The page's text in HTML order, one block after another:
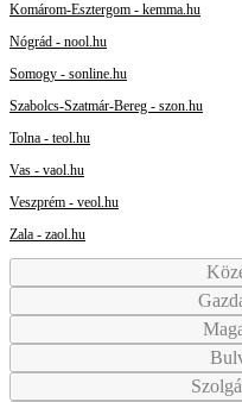
Komárom-Esztergom - kemma.hu
Nógrád - nool.hu
Somogy - sonline.hu
Szabolcs-Szatmár-Bereg - szon.hu
Tolna - teol.hu
Vas - vaol.hu
Veszprém - veol.hu
Zala - zaol.hu